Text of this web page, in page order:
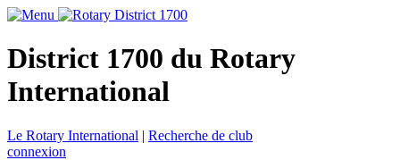
District 1700 du Rotary
International
Le Rotary International | Recherche de club
connexion